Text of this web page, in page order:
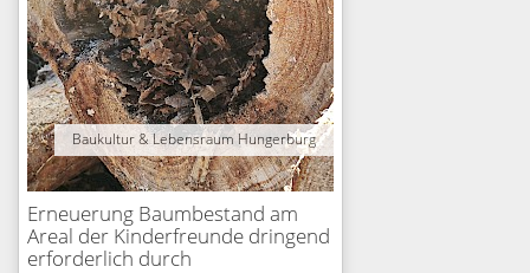
Baukultur & Lebensraum Hungerburg
Erneuerung Baumbestand am
Areal der Kinderfreunde dringend
erforderlich durch